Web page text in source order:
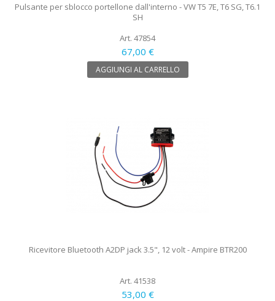
Pulsante per sblocco portellone dall'interno - VW T5 7E, T6 SG, T6.1
SH
Art. 47854
67,00 €
AGGIUNGI AL CARRELLO
Ricevitore Bluetooth A2DP jack 3.5", 12 volt - Ampire BTR200
Art. 41538
53,00 €